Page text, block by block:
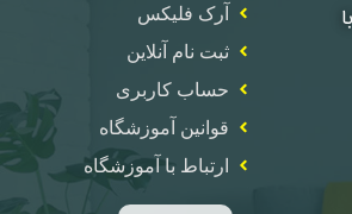
آرک فلیکس
ثبت نام آنلاین
حساب کاربری
قوانین آموزشگاه
ارتباط با آموزشگاه